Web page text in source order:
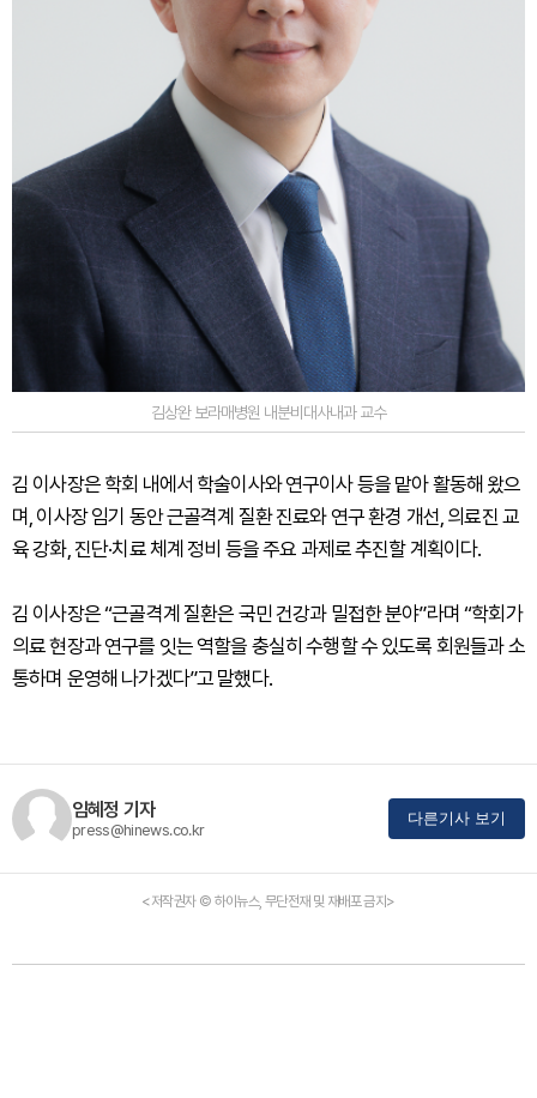
김상완 보라매병원 내분비대사내과 교수
김 이사장은 학회 내에서 학술이사와 연구이사 등을 맡아 활동해 왔으
며, 이사장 임기 동안 근골격계 질환 진료와 연구 환경 개선, 의료진 교
육 강화, 진단·치료 체계 정비 등을 주요 과제로 추진할 계획이다.
김 이사장은 “근골격계 질환은 국민 건강과 밀접한 분야”라며 “학회가
의료 현장과 연구를 잇는 역할을 충실히 수행할 수 있도록 회원들과 소
통하며 운영해 나가겠다”고 말했다.
임혜정 기자
press@hinews.co.kr
다른기사 보기
<저작권자 © 하이뉴스, 무단전재 및 재배포 금지>